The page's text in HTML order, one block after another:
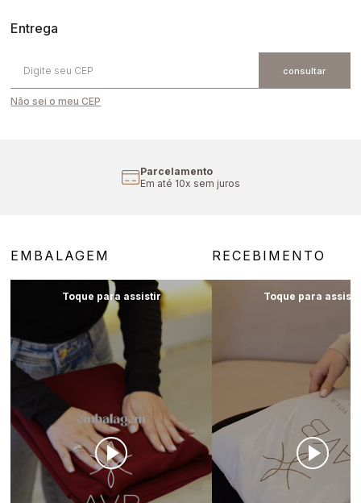
Não sei o meu CEP
Parcelamento
Em até 10x sem juros
EMBALAGEM RECEBIMENTO